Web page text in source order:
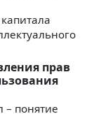
прав
– понятие